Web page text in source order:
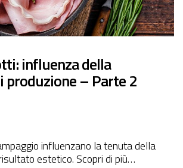
influenza della
produzione – Parte 2
influenzano la tenuta della
estetico. Scopri di più…